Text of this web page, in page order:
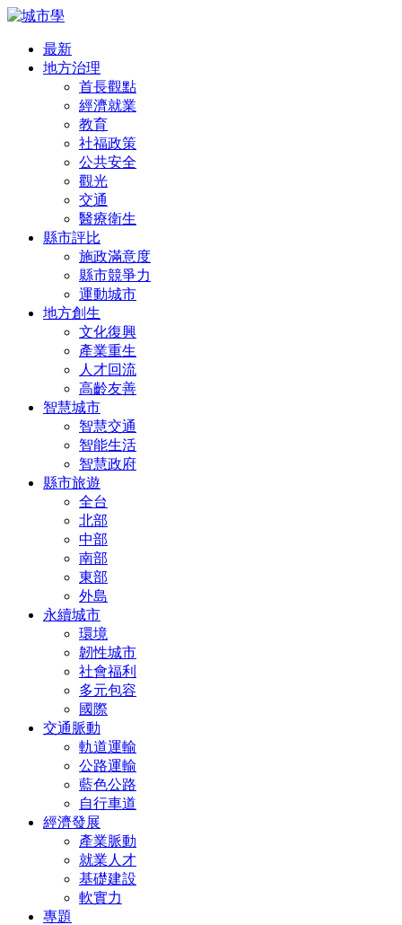
最新
地方治理
首長觀點
經濟就業
教育
社福政策
公共安全
觀光
交通
醫療衛生
縣市評比
施政滿意度
縣市競爭力
運動城市
地方創生
文化復興
產業重生
人才回流
高齡友善
智慧城市
智慧交通
智能生活
智慧政府
縣市旅遊
全台
北部
中部
南部
東部
外島
永續城市
環境
韌性城市
社會福利
多元包容
國際
交通脈動
軌道運輸
公路運輸
藍色公路
自行車道
經濟發展
產業脈動
就業人才
基礎建設
軟實力
專題